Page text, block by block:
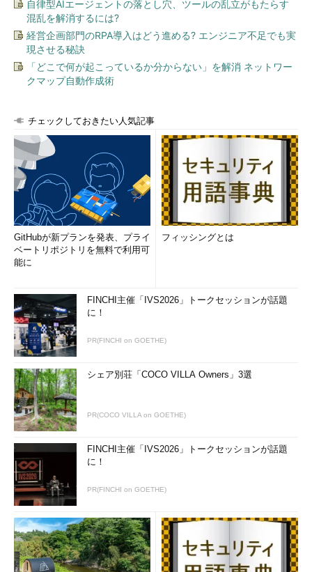
自律型AIエージェントの落とし穴、ツールの乱立がもたらす
混乱を解消するには?
経営企画部門のRPA導入はどう進める? エンジニア不足でも実
現させる秘訣
「どこで何が起こっているか分からない」を解消 ネットワー
クマップ自動作成術
チェックしておきたい人気記事
GitHubが新プランを発表、プライ
ベートリポジトリを無料で利用可
能に
フィッシングとは
FINCHI主催「IVS2026」トークセッションが話題
に！
PR(FINCHI on GOETHE)
シェア別荘「COCO VILLA Owners」3選
PR(COCO VILLA on GOETHE)
FINCHI主催「IVS2026」トークセッションが話題
に！
PR(FINCHI on GOETHE)